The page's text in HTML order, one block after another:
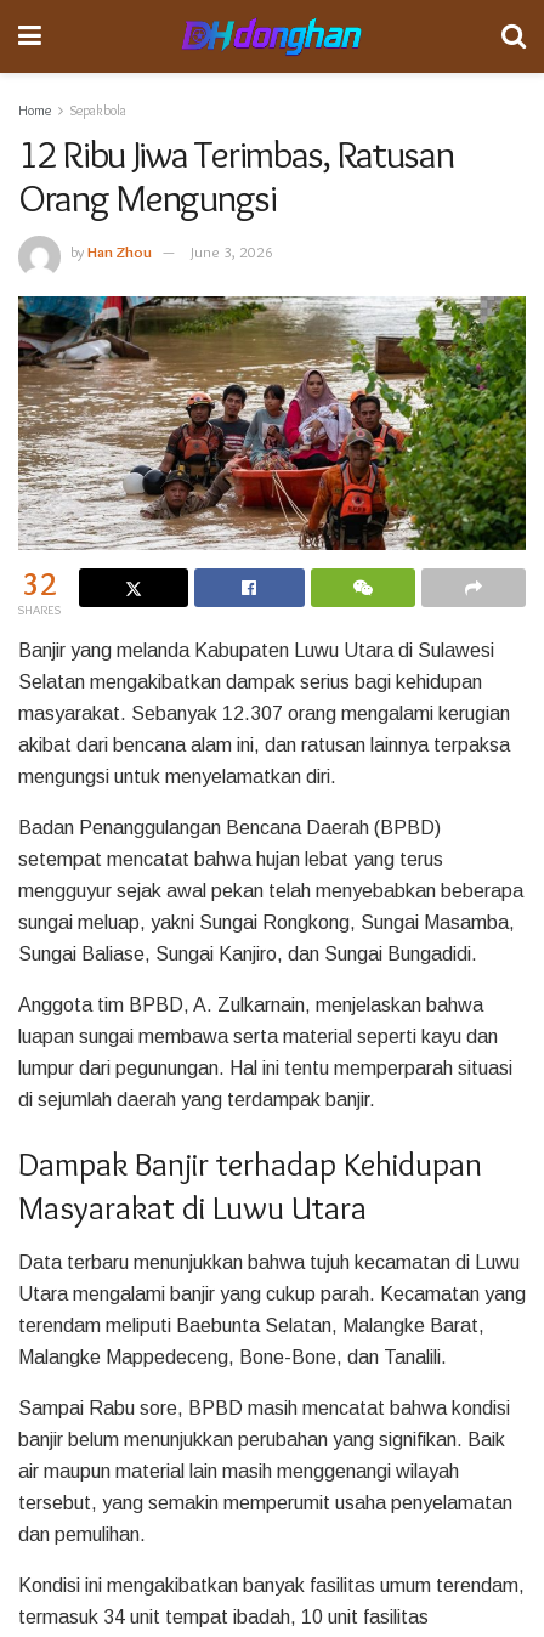
Home Sepakbola
12 Ribu Jiwa Terimbas, Ratusan
Orang Mengungsi
byHan Zhou June 3, 2026
32
SHARES
Banjir yang melanda Kabupaten Luwu Utara di Sulawesi
Selatan mengakibatkan dampak serius bagi kehidupan
masyarakat. Sebanyak 12.307 orang mengalami kerugian
akibat dari bencana alam ini, dan ratusan lainnya terpaksa
mengungsi untuk menyelamatkan diri.
Badan Penanggulangan Bencana Daerah (BPBD)
setempat mencatat bahwa hujan lebat yang terus
mengguyur sejak awal pekan telah menyebabkan beberapa
sungai meluap, yakni Sungai Rongkong, Sungai Masamba,
Sungai Baliase, Sungai Kanjiro, dan Sungai Bungadidi.
Anggota tim BPBD, A. Zulkarnain, menjelaskan bahwa
luapan sungai membawa serta material seperti kayu dan
lumpur dari pegunungan. Hal ini tentu memperparah situasi
di sejumlah daerah yang terdampak banjir.
Dampak Banjir terhadap Kehidupan
Masyarakat di Luwu Utara
Data terbaru menunjukkan bahwa tujuh kecamatan di Luwu
Utara mengalami banjir yang cukup parah. Kecamatan yang
terendam meliputi Baebunta Selatan, Malangke Barat,
Malangke Mappedeceng, Bone-Bone, dan Tanalili.
Sampai Rabu sore, BPBD masih mencatat bahwa kondisi
banjir belum menunjukkan perubahan yang signifikan. Baik
air maupun material lain masih menggenangi wilayah
tersebut, yang semakin memperumit usaha penyelamatan
dan pemulihan.
Kondisi ini mengakibatkan banyak fasilitas umum terendam,
termasuk 34 unit tempat ibadah, 10 unit fasilitas